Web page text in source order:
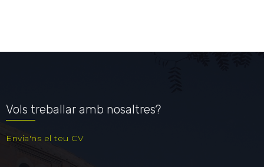
Vols treballar amb nosaltres?
Envia'ns el teu CV